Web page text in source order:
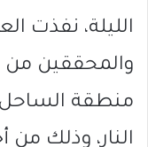
الليلة، نفذت
والمحققين من
منطقة الساحل
النار، وذلك